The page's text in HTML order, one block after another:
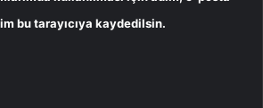
bu tarayıcıya kaydedilsin.